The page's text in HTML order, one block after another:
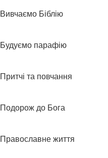
Вивчаємо Біблію
Будуємо парафію
Притчі та повчання
Подорож до Бога
Православне життя